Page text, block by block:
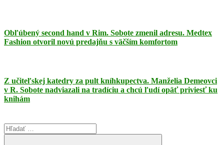
Obľúbený second hand v Rim. Sobote zmenil adresu. Medtex
Fashion otvoril novú predajňu s väčším komfortom
Z učiteľskej katedry za pult kníhkupectva. Manželia Demeovci
v R. Sobote nadviazali na tradíciu a chcú ľudí opäť priviesť ku
knihám
Search
for: